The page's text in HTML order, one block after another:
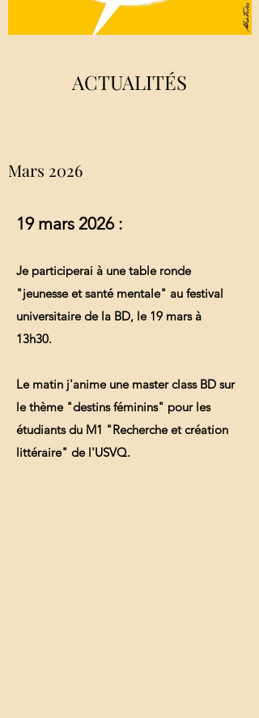
ACTUALITÉS
Mars 2026
19 mars 2026 :
Je participerai à une table ronde
"jeunesse et santé mentale" au festival
universitaire de la BD, le 19 mars à
13h30.
Le matin j'anime une master class BD sur
le thème "destins féminins" pour les
étudiants du M1 "Recherche et création
littéraire" de l'USVQ.